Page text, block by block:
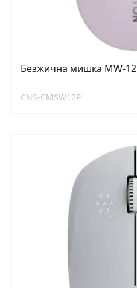
Безжична мишка MW-12
CNS-CMSW12P